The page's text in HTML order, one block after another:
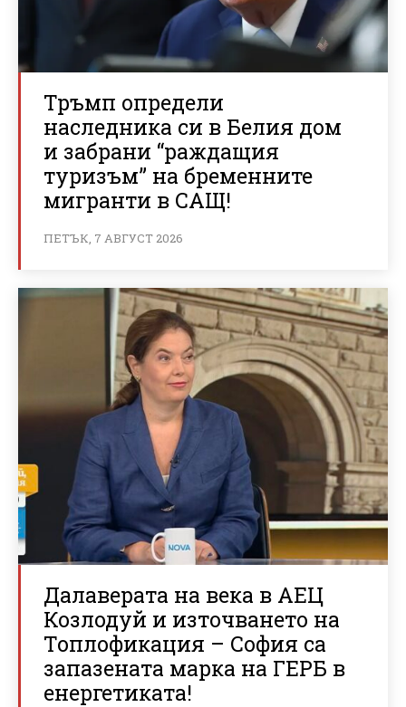
Тръмп определи
наследника си в Белия дом
и забрани “раждащия
туризъм” на бременните
мигранти в САЩ!
ПЕТЪК, 7 АВГУСТ 2026
Далаверата на века в АЕЦ
Козлодуй и източването на
Топлофикация – София са
запазената марка на ГЕРБ в
енергетиката!